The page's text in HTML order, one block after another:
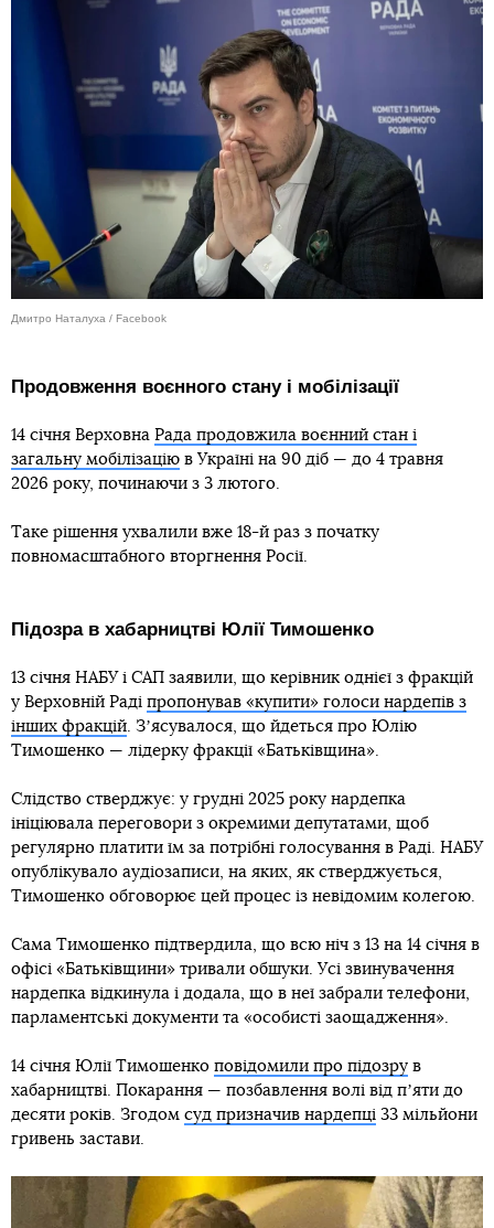
Дмитро Наталуха / Facebook
Продовження воєнного стану і мобілізації
14 січня Верховна Рада продовжила воєнний стан і
загальну мобілізацію в Україні на 90 діб — до 4 травня
2026 року, починаючи з 3 лютого.
Таке рішення ухвалили вже 18-й раз з початку
повномасштабного вторгнення Росії.
Підозра в хабарництві Юлії Тимошенко
13 січня НАБУ і САП заявили, що керівник однієї з фракцій
у Верховній Раді пропонував «купити» голоси нардепів з
інших фракцій . Зʼясувалося, що йдеться про Юлію
Тимошенко — лідерку фракції «Батьківщина».
Слідство стверджує: у грудні 2025 року нардепка
ініціювала переговори з окремими депутатами, щоб
регулярно платити їм за потрібні голосування в Раді. НАБУ
опублікувало аудіозаписи, на яких, як стверджується,
Тимошенко обговорює цей процес із невідомим колегою.
Сама Тимошенко підтвердила, що всю ніч з 13 на 14 січня в
офісі «Батьківщини» тривали обшуки. Усі звинувачення
нардепка відкинула і додала, що в неї забрали телефони,
парламентські документи та «особисті заощадження».
14 січня Юлії Тимошенко повідомили про підозру в
хабарництві. Покарання — позбавлення волі від пʼяти до
десяти років. Згодом суд призначив нардепці 33 мільйони
гривень застави.